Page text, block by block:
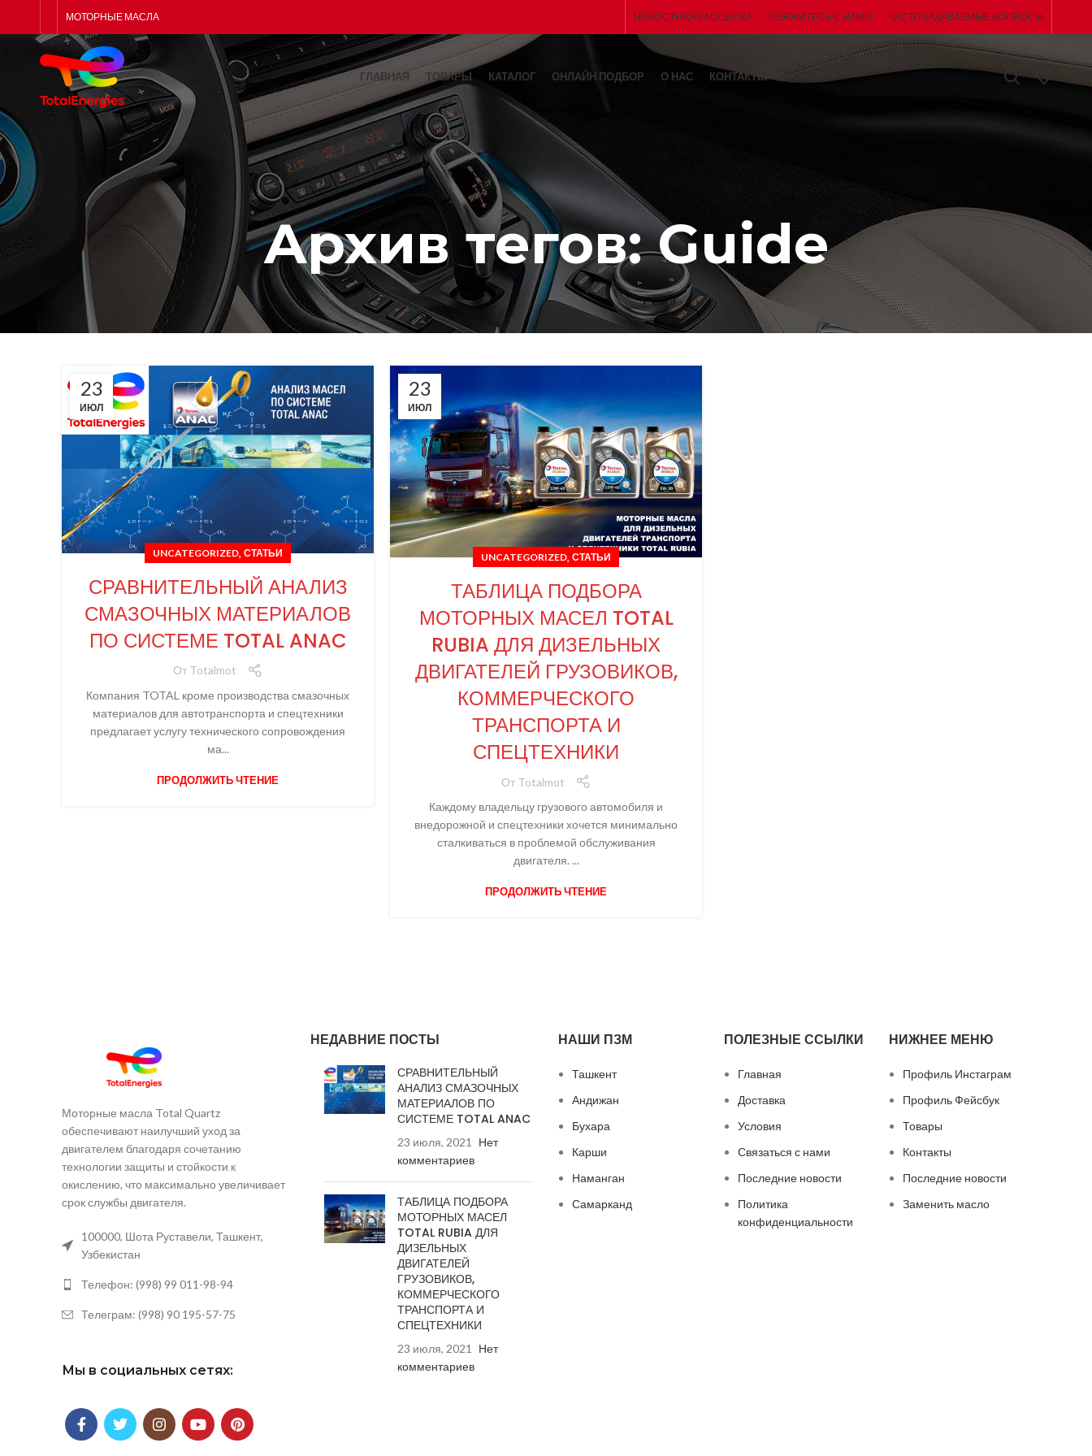
МОТОРНЫЕ МАСЛА НОВОСТНАЯ РАССЫЛКА СВЯЖИТЕСЬ С НАМИ ЧАСТО ЗАДАВАЕМЫЕ ВОПРОСЫ
ГЛАВНАЯ ТОВАРЫ КАТАЛОГ ОНЛАЙН ПОДБОР О НАС КОНТАКТЫ
Архив тегов: Guide
23
ИЮЛ
UNCATEGORIZED, СТАТЬИ
СРАВНИТЕЛЬНЫЙ АНАЛИЗ
СМАЗОЧНЫХ МАТЕРИАЛОВ
ПО СИСТЕМЕ TOTAL ANAC
От Totalmot
Компания TOTAL кроме производства смазочных
материалов для автотранспорта и спецтехники
предлагает услугу технического сопровождения
ма...
ПРОДОЛЖИТЬ ЧТЕНИЕ
23
ИЮЛ
UNCATEGORIZED, СТАТЬИ
ТАБЛИЦА ПОДБОРА
МОТОРНЫХ МАСЕЛ TOTAL
RUBIA ДЛЯ ДИЗЕЛЬНЫХ
ДВИГАТЕЛЕЙ ГРУЗОВИКОВ,
КОММЕРЧЕСКОГО
ТРАНСПОРТА И
СПЕЦТЕХНИКИ
От Totalmot
Каждому владельцу грузового автомобиля и
внедорожной и спецтехники хочется минимально
сталкиваться в проблемой обслуживания
двигателя. ...
ПРОДОЛЖИТЬ ЧТЕНИЕ
Моторные масла Total Quartz
обеспечивают наилучший уход за
двигателем благодаря сочетанию
технологии защиты и стойкости к
окислению, что максимально увеличивает
срок службы двигателя.
100000, Шота Руставели, Ташкент,
Узбекистан
Телефон: (998) 99 011-98-94
Телеграм: (998) 90 195-57-75
Мы в социальных сетях:
НЕДАВНИЕ ПОСТЫ
СРАВНИТЕЛЬНЫЙ
АНАЛИЗ СМАЗОЧНЫХ
МАТЕРИАЛОВ ПО
СИСТЕМЕ TOTAL ANAC
23 июля, 2021
Нет
комментариев
ТАБЛИЦА ПОДБОРА
МОТОРНЫХ МАСЕЛ
TOTAL RUBIA ДЛЯ
ДИЗЕЛЬНЫХ
ДВИГАТЕЛЕЙ
ГРУЗОВИКОВ,
КОММЕРЧЕСКОГО
ТРАНСПОРТА И
СПЕЦТЕХНИКИ
23 июля, 2021
Нет
комментариев
НАШИ ПЗМ
Ташкент
Андижан
Бухара
Карши
Наманган
Самарканд
ПОЛЕЗНЫЕ ССЫЛКИ
Главная
Доставка
Условия
Связаться с нами
Последние новости
Политика
конфиденциальности
НИЖНЕЕ МЕНЮ
Профиль Инстаграм
Профиль Фейсбук
Товары
Контакты
Последние новости
Заменить масло